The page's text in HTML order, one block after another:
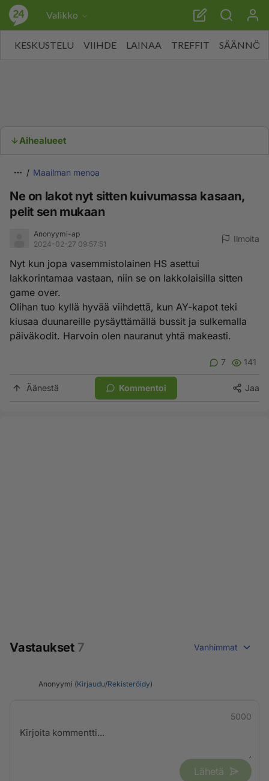
Valikko
KESKUSTELU VIIHDE LAINAA TREFFIT SÄÄNNÖT
Aihealueet
Maailman menoa
Ne on lakot nyt sitten kuivumassa kasaan,
pelit sen mukaan
Anonyymi-ap
2024-02-27 09:57:51
Ilmoita
Nyt kun jopa vasemmistolainen HS asettui
lakkorintamaa vastaan, niin se on lakkolaisilla sitten
game over.
Olihan tuo kyllä hyvää viihdettä, kun AY-kapot teki
kiusaa duunareille pysäyttämällä bussit ja sulkemalla
päiväkodit. Harvoin olen nauranut yhtä makeasti.
7 141
Äänestä Kommentoi Jaa
Vastaukset 7 Vanhimmat
Anonyymi (Kirjaudu/Rekisteröidy)
5000
Lähetä